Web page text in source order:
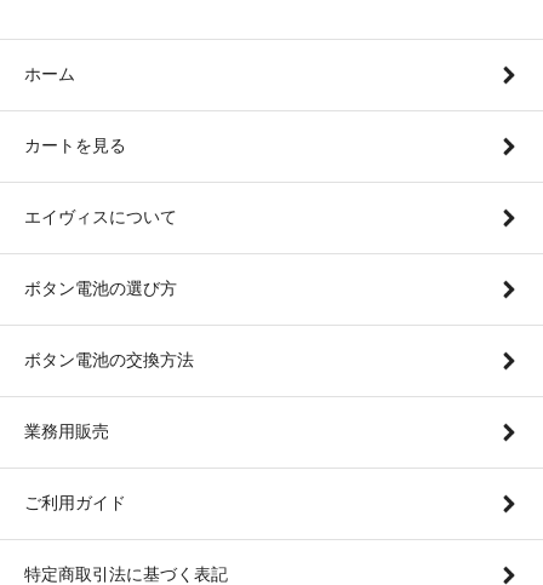
ホーム
カートを見る
エイヴィスについて
ボタン電池の選び方
ボタン電池の交換方法
業務用販売
ご利用ガイド
特定商取引法に基づく表記